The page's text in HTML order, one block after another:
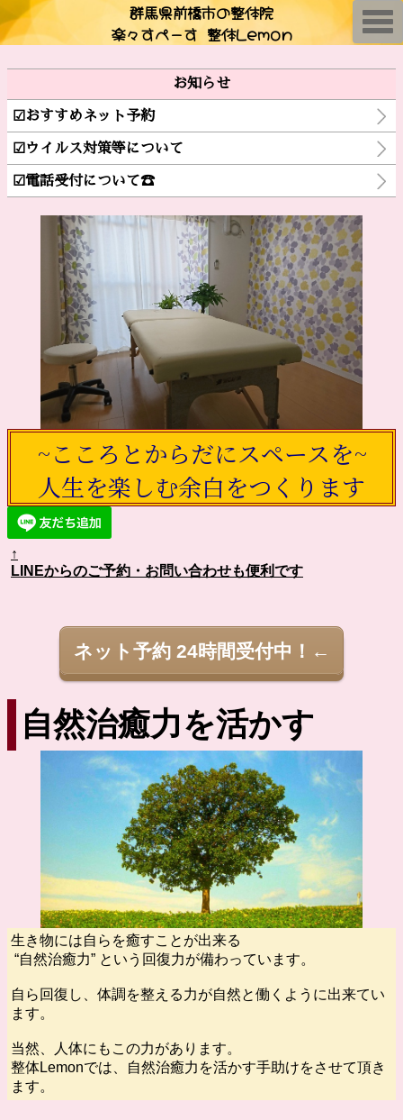
群馬県前橋市の整体院
楽々すぺーす 整体Lemon
お知らせ
☑おすすめネット予約
☑ウイルス対策等について
☑電話受付について☎️
~こころとからだにスペースを~
人生を楽しむ余白をつくります
↑
LINEからのご予約・お問い合わせも便利です
ネット予約 24時間受付中！←
自然治癒力を活かす
生き物には自らを癒すことが出来る
“自然治癒力” という回復力が備わっています。
自ら回復し、体調を整える力が自然と働くように出来てい
ます。
当然、人体にもこの力があります。
整体Lemonでは、自然治癒力を活かす手助けをさせて頂き
ます。
T
o
g
l
n
a
v
i
g
a
t
i